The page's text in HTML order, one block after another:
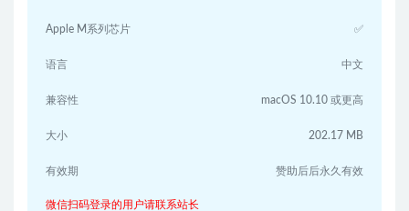
Apple M系列芯片 ✅
语言 中文
兼容性 macOS 10.10 或更高
大小 202.17 MB
有效期 赞助后后永久有效
微信扫码登录的用户请联系站长